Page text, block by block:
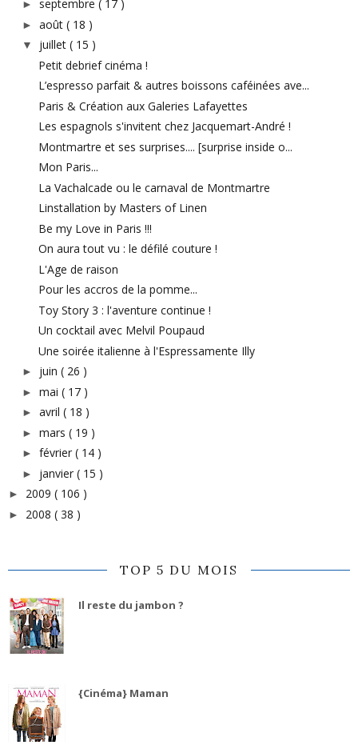
► septembre ( 17 )
► août ( 18 )
▼ juillet ( 15 )
Petit debrief cinéma !
L’espresso parfait & autres boissons caféinées ave...
Paris & Création aux Galeries Lafayettes
Les espagnols s'invitent chez Jacquemart-André !
Montmartre et ses surprises.... [surprise inside o...
Mon Paris...
La Vachalcade ou le carnaval de Montmartre
Linstallation by Masters of Linen
Be my Love in Paris !!!
On aura tout vu : le défilé couture !
L'Age de raison
Pour les accros de la pomme...
Toy Story 3 : l'aventure continue !
Un cocktail avec Melvil Poupaud
Une soirée italienne à l'Espressamente Illy
► juin ( 26 )
► mai ( 17 )
► avril ( 18 )
► mars ( 19 )
► février ( 14 )
► janvier ( 15 )
► 2009 ( 106 )
► 2008 ( 38 )
TOP 5 DU MOIS
Il reste du jambon ?
{Cinéma} Maman